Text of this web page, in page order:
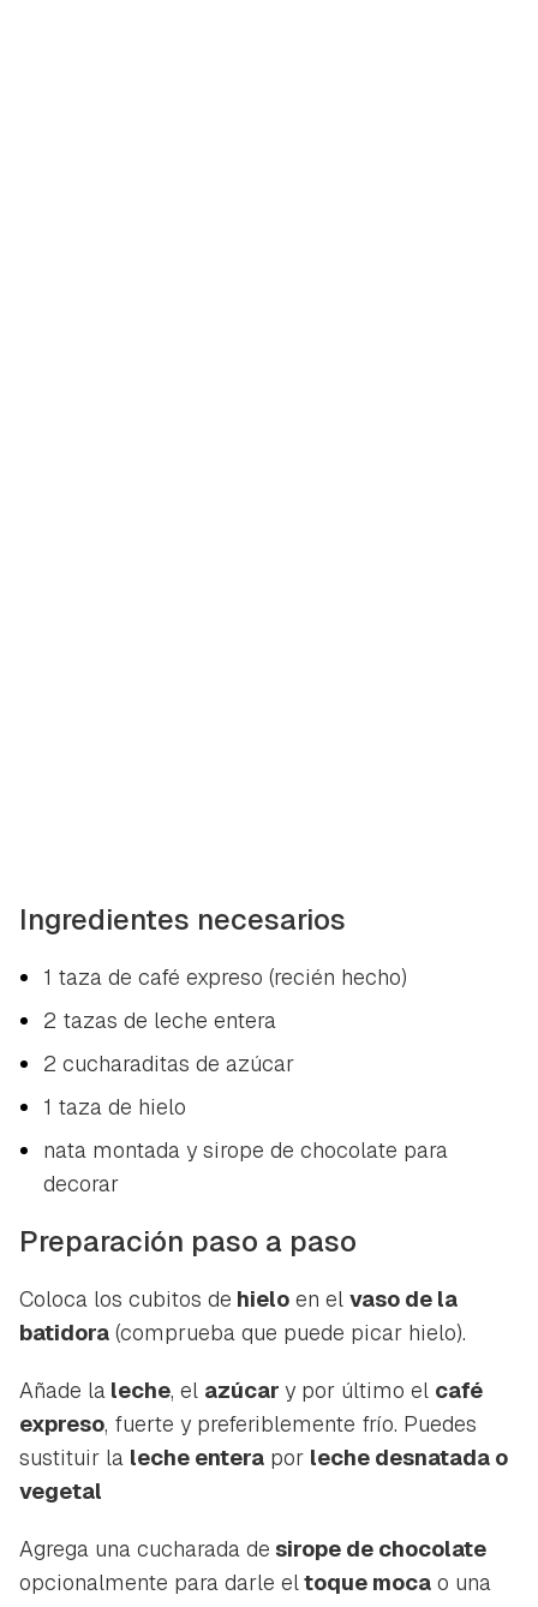
Guardar como favorito
Para poder guardar como favorito, primero has de
iniciar sesión con tu cuenta de Hogarmanía.
Ingredientes necesarios
1 taza de café expreso (recién hecho)
2 tazas de leche entera
2 cucharaditas de azúcar
1 taza de hielo
nata montada y sirope de chocolate para
decorar
Preparación paso a paso
Coloca los cubitos de hielo en el vaso de la
batidora (comprueba que puede picar hielo).
Añade la leche, el azúcar y por último el café
expreso, fuerte y preferiblemente frío. Puedes
sustituir la leche entera por leche desnatada o
vegetal
Agrega una cucharada de sirope de chocolate
opcionalmente para darle eltoque moca o una
Gracias por suscribirte a nuestro boletín.